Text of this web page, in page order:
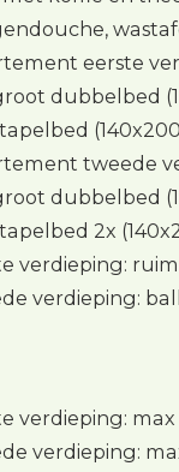
eerste
dubbelbed
tweede
dubbelbed
2x
verdieping:
verdieping:
verdieping: max
verdieping: